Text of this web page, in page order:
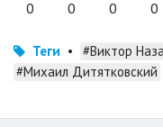
0 0 0 0
Теги • #Виктор
#Михаил Дитятковский